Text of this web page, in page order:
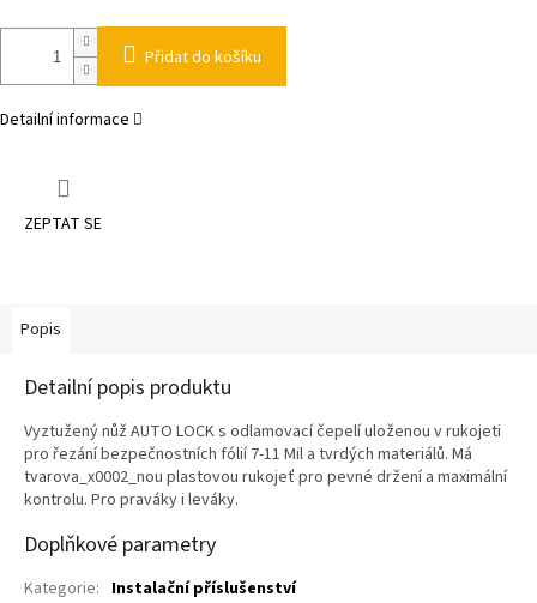
Přidat do košíku
Detailní informace
ZEPTAT SE
Popis
Detailní popis produktu
Vyztužený nůž AUTO LOCK s odlamovací čepelí uloženou v rukojeti
pro řezání bezpečnostních fólií 7-11 Mil a tvrdých materiálů. Má
tvarova_x0002_nou plastovou rukojeť pro pevné držení a maximální
kontrolu. Pro praváky i leváky.
Doplňkové parametry
Kategorie: Instalační příslušenství